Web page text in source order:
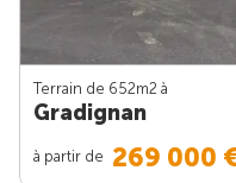
Terrain de 652m2 à
Gradignan
à partir de 269 000